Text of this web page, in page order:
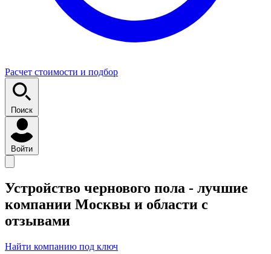
Расчет стоимости и подбор
Поиск
Войти
Устройство чернового пола - лучшие
компании Москвы и области с
отзывами
Найти компанию под ключ